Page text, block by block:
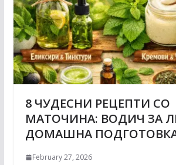
8 ЧУДЕСНИ РЕЦЕПТИ СО
МАТОЧИНА: ВОДИЧ ЗА
ДОМАШНА
February 27, 2026